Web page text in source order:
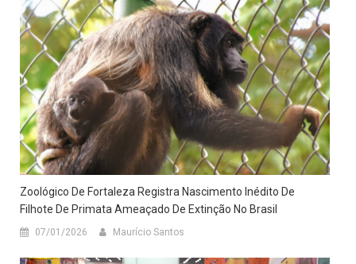
Zoológico De Fortaleza Registra Nascimento Inédito De
Filhote De Primata Ameaçado De Extinção No Brasil
07/01/2026 Maurício Santos